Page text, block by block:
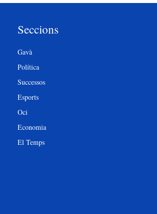
Seccions
Gavà
Política
Successos
Esports
Oci
Economia
El Temps